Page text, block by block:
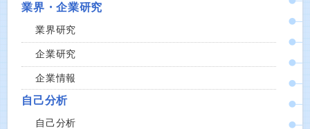
業界・企業研究
業界研究
企業研究
企業情報
自己分析
自己分析